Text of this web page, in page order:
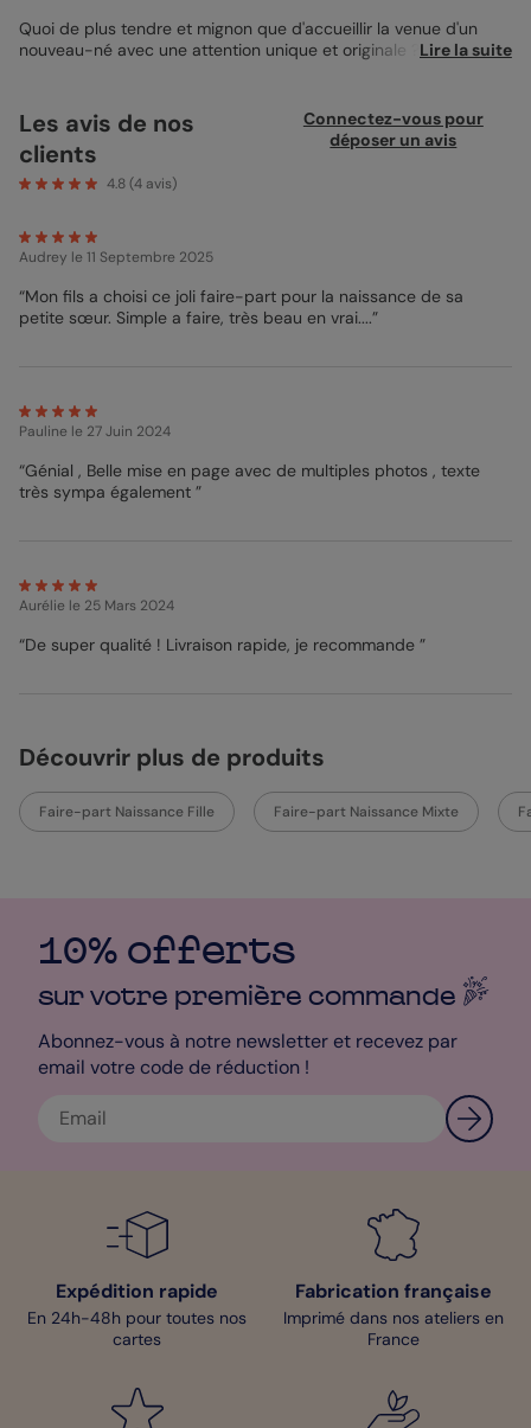
Quoi de plus tendre et mignon que d'accueillir la venue d'un
nouveau-né avec une attention unique et originale ? Nous
élégant, ce magnet au format portrait de 10x15 cm présente
trois grandes photos de votre choix, parfaites pour immortaliser
les premiers instants de votre bébé. La douceur du fond beige,
orné de petits cœurs lilas, ajoute une touche de douceur à ce
une personnalisation totale de l'annonce. Ce n'est pas
seulement un simple faire-part, car grâce à sa partie
surface métallique comme un réfrigérateur ou un tableau
magnétique, pour que votre famille et vos amis puissent
manière la plus touchante et mémorable qui soit !
Lire la suite
Les avis de nos
clients
4.8(4 avis)
Connectez-vous pour
déposer un avis
Audrey le 11 Septembre 2025
“Mon fils a choisi ce joli faire-part pour la naissance de sa
petite sœur. Simple a faire, très beau en vrai....”
Pauline le 27 Juin 2024
“Génial , Belle mise en page avec de multiples photos , texte
très sympa également ”
Aurélie le 25 Mars 2024
“De super qualité ! Livraison rapide, je recommande ”
Découvrir plus de produits
Faire-part Naissance Fille Faire-part Naissance Mixte
10% offerts
sur votre première commande
Abonnez-vous à notre newsletter et recevez par
email votre code de réduction !
Expédition rapide
En 24h-48h pour toutes nos
cartes
Fabrication française
Imprimé dans nos ateliers en
France